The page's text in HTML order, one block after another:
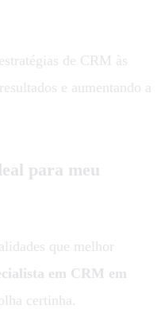
de CRM às
e aumentando a
para meu
que melhor
em CRM em
certinha.